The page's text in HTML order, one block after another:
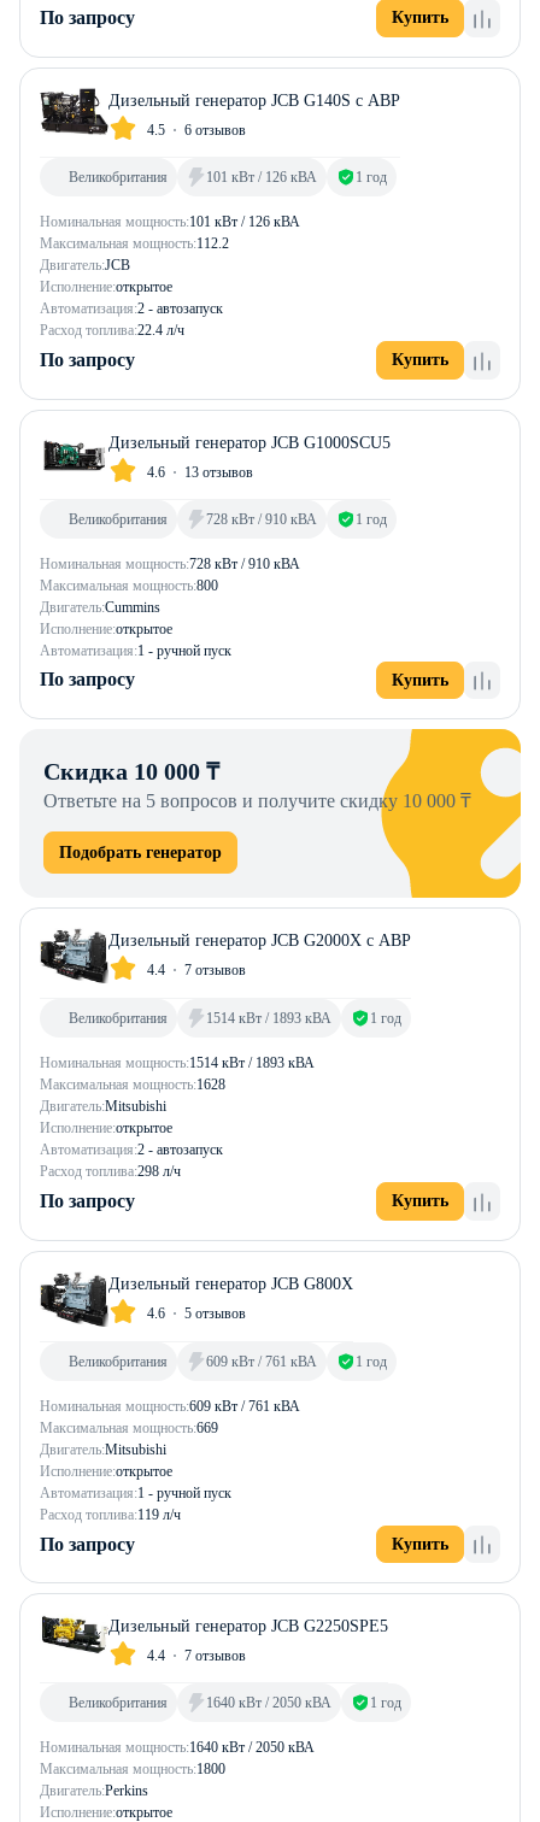
По запросу Купить
Дизельный генератор JCB G140S с АВР
4.5 6 отзывов
Номинальная мощность:101 кВт / 126 кВА
Максимальная мощность:112.2
Двигатель:JCB
Исполнение:открытое
Автоматизация:2 - автозапуск
Расход топлива:22.4 л/ч
Великобритания 101 кВт / 126 кВА 1 год
По запросу Купить
Дизельный генератор JCB G1000SCU5
4.6 13 отзывов
Номинальная мощность:728 кВт / 910 кВА
Максимальная мощность:800
Двигатель:Cummins
Исполнение:открытое
Автоматизация:1 - ручной пуск
Великобритания 728 кВт / 910 кВА 1 год
По запросу Купить
Скидка 10 000 ₸
Ответьте на 5 вопросов и получите скидку 10 000 ₸
Подобрать генератор
Дизельный генератор JCB G2000X с АВР
4.4 7 отзывов
Номинальная мощность:1514 кВт / 1893 кВА
Максимальная мощность:1628
Двигатель:Mitsubishi
Исполнение:открытое
Автоматизация:2 - автозапуск
Расход топлива:298 л/ч
Великобритания 1514 кВт / 1893 кВА 1 год
По запросу Купить
Дизельный генератор JCB G800X
4.6 5 отзывов
Номинальная мощность:609 кВт / 761 кВА
Максимальная мощность:669
Двигатель:Mitsubishi
Исполнение:открытое
Автоматизация:1 - ручной пуск
Расход топлива:119 л/ч
Великобритания 609 кВт / 761 кВА 1 год
По запросу Купить
Дизельный генератор JCB G2250SPE5
4.4 7 отзывов
Номинальная мощность:1640 кВт / 2050 кВА
Максимальная мощность:1800
Двигатель:Perkins
Исполнение:открытое
Великобритания 1640 кВт / 2050 кВА 1 год